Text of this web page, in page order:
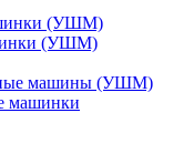
(УШМ)
(УШМ)
машины (УШМ)
машинки